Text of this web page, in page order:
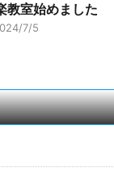
教室始めました
7/5